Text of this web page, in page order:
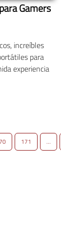
Gamers
increíbles
para
experiencia
171 …